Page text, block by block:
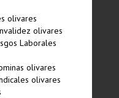
olivares
olivares
Laborales
olivares
olivares